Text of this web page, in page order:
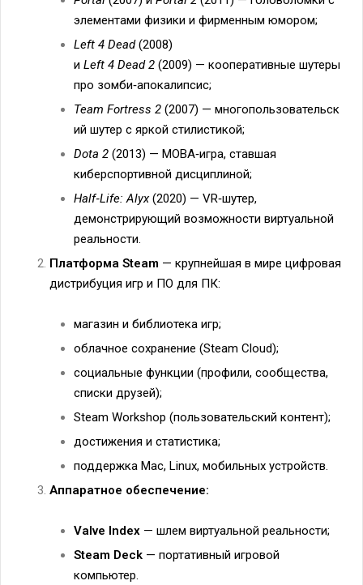
элементами физики и фирменным юмором;
Left 4 Dead(2008)
и Left 4 Dead 2 (2009) — кооперативные шутеры
про зомби‑апокалипсис;
Team Fortress 2 (2007) — многопользовательск
ий шутер с яркой стилистикой;
Dota 2 (2013) — MOBA‑игра, ставшая
киберспортивной дисциплиной;
Half‑Life: Alyx(2020) — VR‑шутер,
демонстрирующий возможности виртуальной
реальности.
Платформа Steam — крупнейшая в мире цифровая
дистрибуция игр и ПО для ПК:
магазин и библиотека игр;
облачное сохранение (Steam Cloud);
социальные функции (профили, сообщества,
списки друзей);
Steam Workshop (пользовательский контент);
достижения и статистика;
поддержка Mac, Linux, мобильных устройств.
Аппаратное обеспечение:
Valve Index — шлем виртуальной реальности;
Steam Deck — портативный игровой
компьютер.